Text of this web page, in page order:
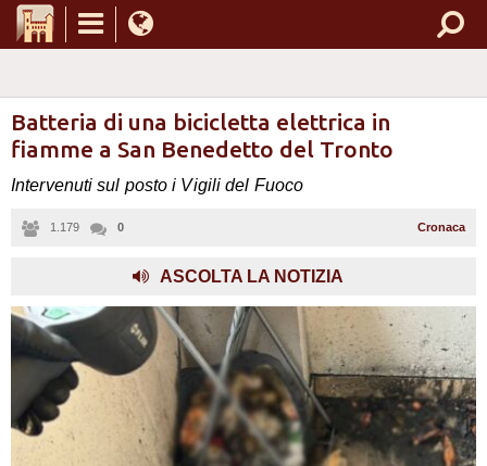
Batteria di una bicicletta elettrica in
fiamme a San Benedetto del Tronto
Intervenuti sul posto i Vigili del Fuoco
1.179 0 Cronaca
ASCOLTA LA NOTIZIA